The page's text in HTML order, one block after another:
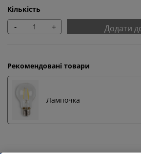
Кількість
- + Додати
Рекомендовані товари
Лампочка